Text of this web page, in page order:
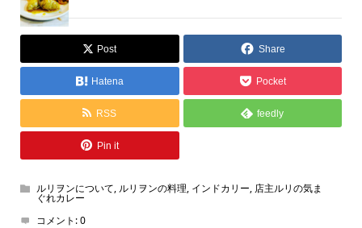
Post Share
Hatena Pocket
RSS feedly
Pin it
ルリヲンについて, ルリヲンの料理, インドカリー, 店主ルリの気ま
ぐれカレー
コメント:0